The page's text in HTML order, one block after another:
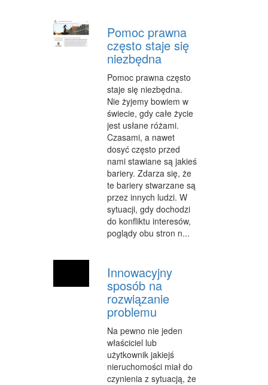
Pomoc prawna
często staje się
niezbędna
Pomoc prawna często
staje się niezbędna.
Nie żyjemy bowiem w
świecie, gdy całe życie
jest usłane różami.
Czasami, a nawet
dosyć często przed
nami stawiane są jakieś
bariery. Zdarza się, że
te bariery stwarzane są
przez innych ludzi. W
sytuacji, gdy dochodzi
do konfliktu interesów,
poglądy obu stron n...
Innowacyjny
sposób na
rozwiązanie
problemu
Na pewno nie jeden
właściciel lub
użytkownik jakiejś
nieruchomości miał do
czynienia z sytuacją, że